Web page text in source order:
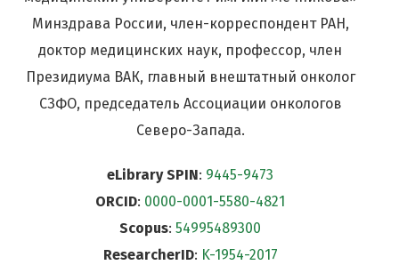
Минздрава России, член-корреспондент РАН,
доктор медицинских наук, профессор, член
Президиума ВАК, главный внештатный онколог
СЗФО, председатель Ассоциации онкологов
Северо-Запада.
eLibrary SPIN: 9445-9473
ORCID: 0000-0001-5580-4821
Scopus:54995489300
ResearcherID: K-1954-2017